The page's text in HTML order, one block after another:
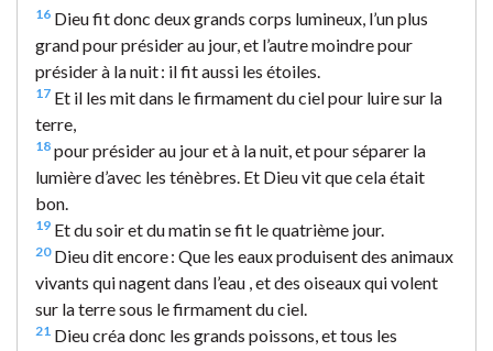
16 Dieu fit donc deux grands corps lumineux, l’un plus
grand pour présider au jour, et l’autre moindre pour
présider à la nuit : il fit aussi les étoiles.
17 Et il les mit dans le firmament du ciel pour luire sur la
terre,
18 pour présider au jour et à la nuit, et pour séparer la
lumière d’avec les ténèbres. Et Dieu vit que cela était
bon.
19 Et du soir et du matin se fit le quatrième jour.
20Dieu dit encore : Que les eaux produisent des animaux
vivants qui nagent dans l’eau , et des oiseaux qui volent
sur la terre sous le firmament du ciel.
21 Dieu créa donc les grands poissons, et tous les